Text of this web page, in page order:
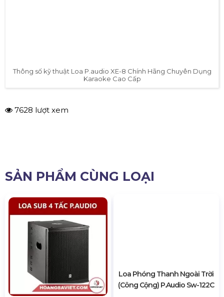
Thông số kỹ thuật Loa P.audio XE-8 Chính Hãng Chuyên Dụng
Karaoke Cao Cấp
7628 lượt xem
SẢN PHẨM CÙNG LOẠI
Loa Phóng Thanh Ngoài Trời
(Công Cộng) P.audio Sw-122C